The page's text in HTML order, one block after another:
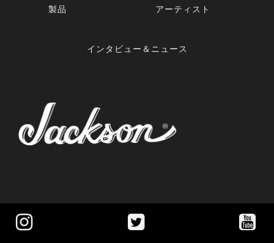
製品 アーティスト
インタビュー＆ニュース